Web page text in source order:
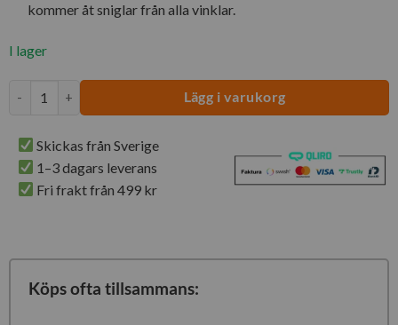
kommer åt sniglar från alla vinklar.
I lager
Snigeltång Plast & Metall | Hopfällbar 80 cm mängd
Lägg i varukorg
Skickas från Sverige
1–3 dagars leverans
Fri frakt från 499 kr
Köps ofta tillsammans: